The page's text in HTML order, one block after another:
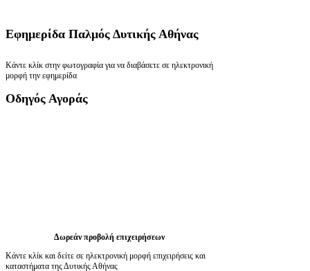
Εφημερίδα Παλμός Δυτικής Αθήνας
Κάντε κλίκ στην φωτογραφία για να διαβάσετε σε ηλεκτρονική
μορφή την εφημερίδα
Οδηγός Αγοράς
Δωρεάν προβολή επιχειρήσεων
Κάντε κλίκ και δείτε σε ηλεκτρονική μορφή επιχειρήσεις και
καταστήματα της Δυτικής Αθήνας